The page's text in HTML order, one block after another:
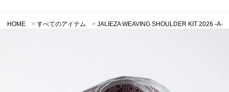
HOME すべてのアイテム JALIEZA WEAVING SHOULDER KIT 2026 -A-